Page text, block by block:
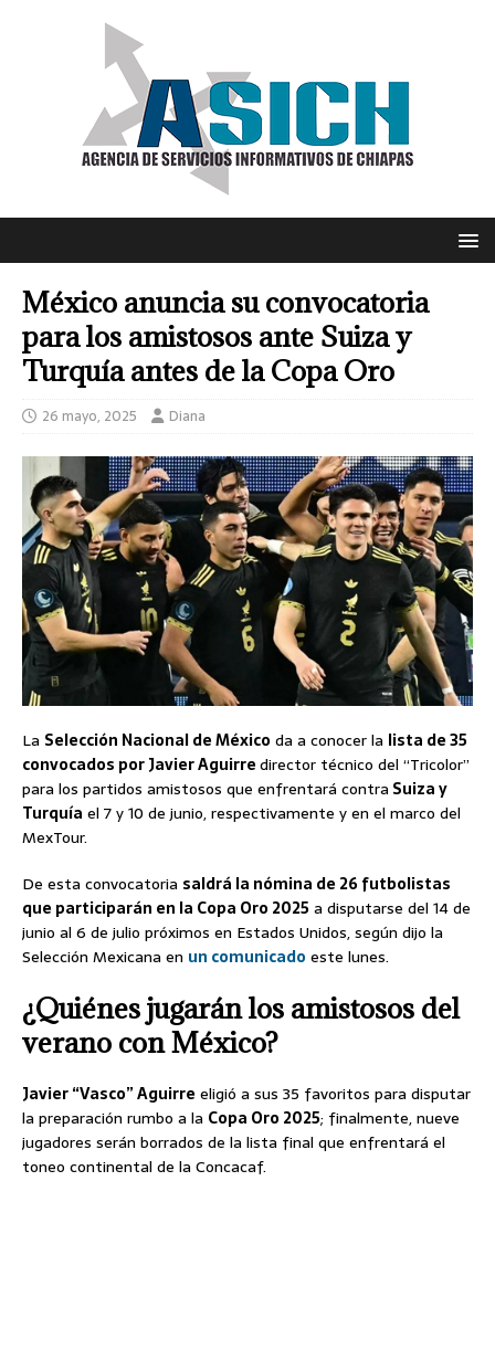
México anuncia su convocatoria
para los amistosos ante Suiza y
Turquía antes de la Copa Oro
26 mayo, 2025 Diana
La Selección Nacional de México da a conocer la lista de 35
convocados por Javier Aguirredirector técnico del “Tricolor”
para los partidos amistosos que enfrentará contra Suiza y
Turquía el 7 y 10 de junio, respectivamente y en el marco del
MexTour.
De esta convocatoria saldrá la nómina de 26 futbolistas
que participarán en la Copa Oro 2025 a disputarse del 14 de
junio al 6 de julio próximos en Estados Unidos, según dijo la
Selección Mexicana en un comunicado este lunes.
¿Quiénes jugarán los amistosos del
verano con México?
Javier “Vasco” Aguirre eligió a sus 35 favoritos para disputar
la preparación rumbo a la Copa Oro 2025; finalmente, nueve
jugadores serán borrados de la lista final que enfrentará el
toneo continental de la Concacaf.